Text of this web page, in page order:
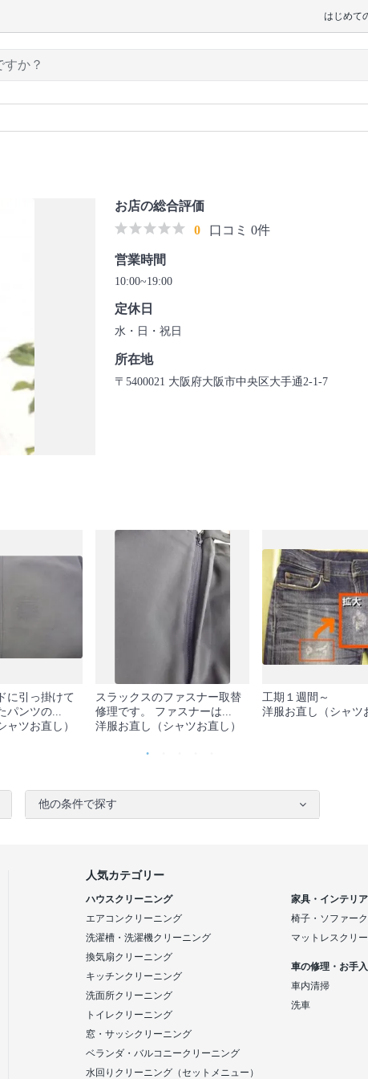
はじめて
お店の総合評価
0
口コミ 0件
営業時間
10:00~19:00
定休日
水・日・祝日
所在地
〒5400021 大阪府大阪市中央区大手通2-1-7
に引っ掛けて
パンツの...
ャツお直し）
スラックスのファスナー取替
修理です。 ファスナーは...
洋服お直し（シャツお直し）
工期１週間～
洋服お直し（シャツ
他の条件で探す
人気カテゴリー
ハウスクリーニング
エアコンクリーニング
洗濯槽・洗濯機クリーニング
換気扇クリーニング
キッチンクリーニング
洗面所クリーニング
トイレクリーニング
窓・サッシクリーニング
ベランダ・バルコニークリーニング
水回りクリーニング（セットメニュー）
家具・インテリ
椅子・ソファー
マットレスクリ
車の修理・お手
車内清掃
洗車